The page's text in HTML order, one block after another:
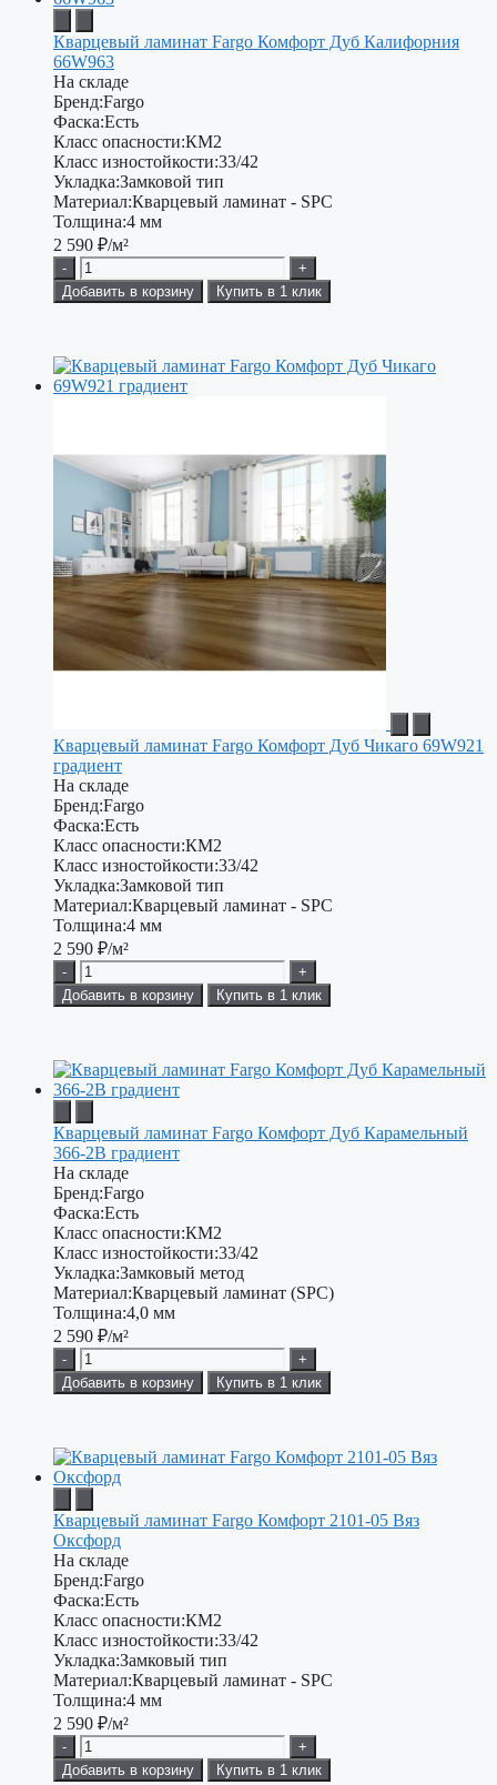
Кварцевый ламинат Fargo Комфорт Дуб Калифорния
66W963
На складе
Бренд:Fargo
Фаска:Есть
Класс опасности:КМ2
Класс изностойкости:33/42
Укладка:Замковой тип
Материал:Кварцевый ламинат - SPC
Толщина:4 мм
2 590 ₽/м²
-
+
Добавить в корзину
Купить в 1 клик
Кварцевый ламинат Fargo Комфорт Дуб Чикаго 69W921
градиент
На складе
Бренд:Fargo
Фаска:Есть
Класс опасности:КМ2
Класс изностойкости:33/42
Укладка:Замковой тип
Материал:Кварцевый ламинат - SPC
Толщина:4 мм
2 590 ₽/м²
-
+
Добавить в корзину
Купить в 1 клик
Кварцевый ламинат Fargo Комфорт Дуб Карамельный
366-2B градиент
На складе
Бренд:Fargo
Фаска:Есть
Класс опасности:КМ2
Класс изностойкости:33/42
Укладка:Замковый метод
Материал:Кварцевый ламинат (SPC)
Толщина:4,0 мм
2 590 ₽/м²
-
+
Добавить в корзину
Купить в 1 клик
Кварцевый ламинат Fargo Комфорт 2101-05 Вяз
Оксфорд
На складе
Бренд:Fargo
Фаска:Есть
Класс опасности:КМ2
Класс изностойкости:33/42
Укладка:Замковый тип
Материал:Кварцевый ламинат - SPC
Толщина:4 мм
2 590 ₽/м²
-
+
Добавить в корзину
Купить в 1 клик